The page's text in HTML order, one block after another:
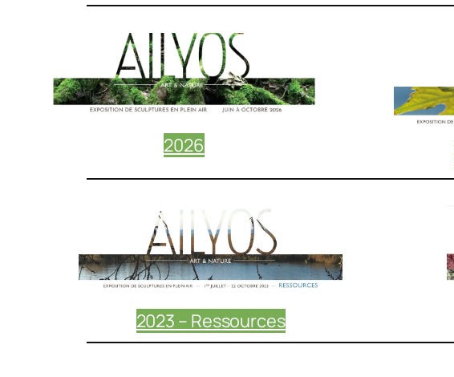
2026
2023 – Ressources